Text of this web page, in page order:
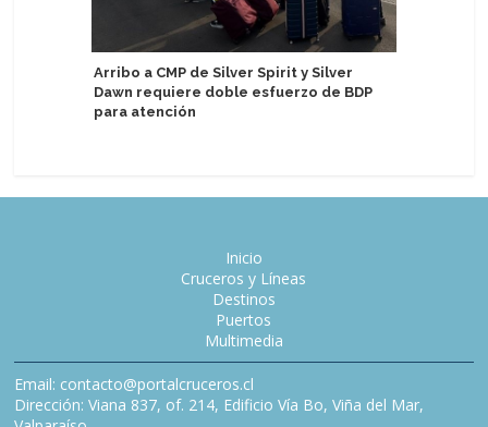
Arribo a CMP de Silver Spirit y Silver
Dawn requiere doble esfuerzo de BDP
para atención
Inicio
Cruceros y Líneas
Destinos
Puertos
Multimedia
Email: contacto@portalcruceros.cl
Dirección: Viana 837, of. 214, Edificio Vía Bo, Viña del Mar,